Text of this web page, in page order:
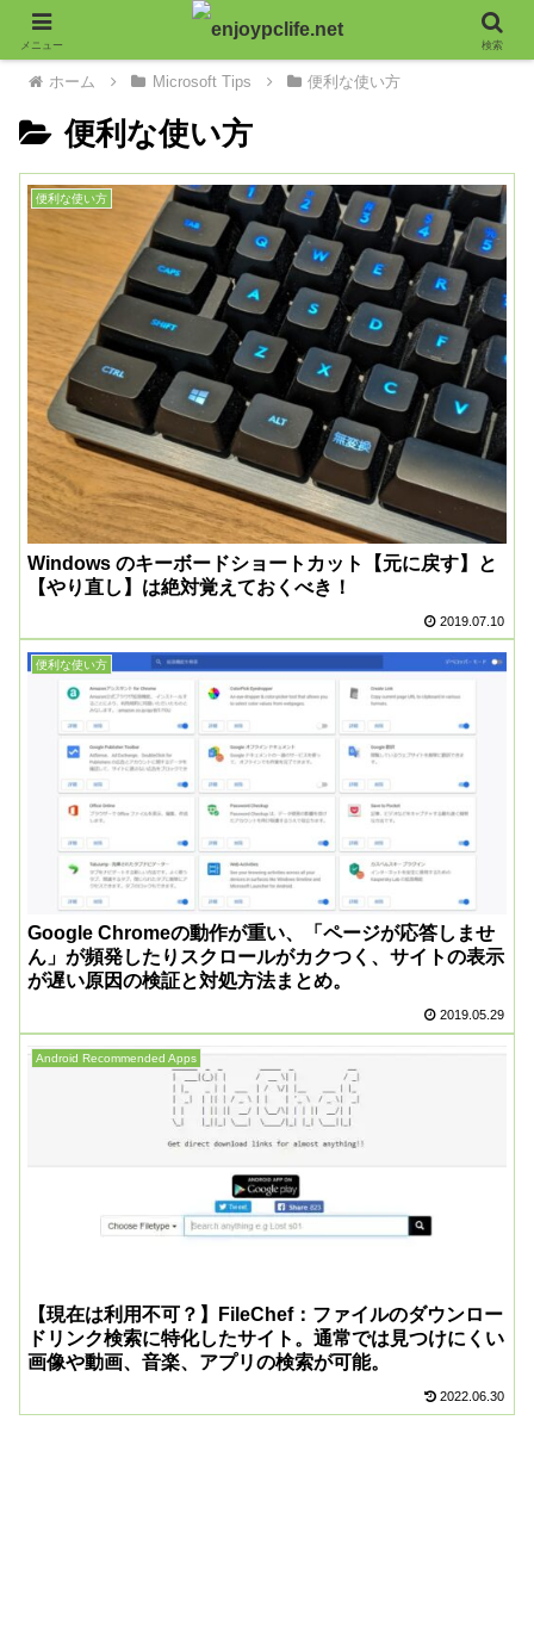
ホーム Microsoft Tips 便利な使い方
便利な使い方
便利な使い方
Windows のキーボードショートカット【元に戻す】と
【やり直し】は絶対覚えておくべき！
2019.07.10
便利な使い方
Google Chromeの動作が重い、「ページが応答しませ
ん」が頻発したりスクロールがカクつく、サイトの表示
が遅い原因の検証と対処方法まとめ。
2019.05.29
Android Recommended Apps
【現在は利用不可？】FileChef：ファイルのダウンロー
ドリンク検索に特化したサイト。通常では見つけにくい
画像や動画、音楽、アプリの検索が可能。
2022.06.30
メニュー 検索